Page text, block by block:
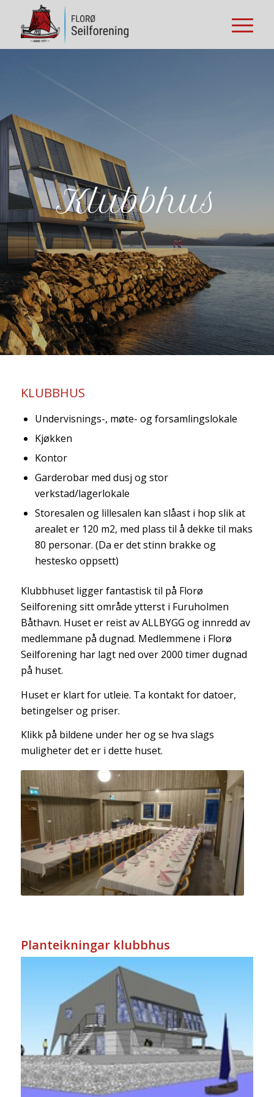
Klubbhus
KLUBBHUS
Undervisnings-, møte- og forsamlingslokale
Kjøkken
Kontor
Garderobar med dusj og stor
verkstad/lagerlokale
Storesalen og lillesalen kan slåast i hop slik at
arealet er 120 m2, med plass til å dekke til maks
80 personar. (Da er det stinn brakke og
hestesko oppsett)
Klubbhuset ligger fantastisk til på Florø
Seilforening sitt område ytterst i Furuholmen
Båthavn. Huset er reist av ALLBYGG og innredd av
medlemmane på dugnad. Medlemmene i Florø
Seilforening har lagt ned over 2000 timer dugnad
på huset.
Huset er klart for utleie. Ta kontakt for datoer,
betingelser og priser.
Klikk på bildene under her og se hva slags
muligheter det er i dette huset.
Planteikningar klubbhus